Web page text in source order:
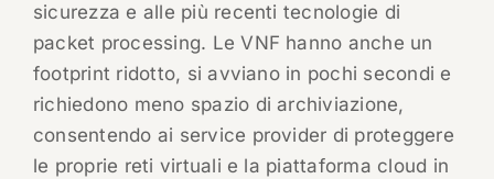
sicurezza e alle più recenti tecnologie di
packet processing. Le VNF hanno anche un
footprint ridotto, si avviano in pochi secondi e
richiedono meno spazio di archiviazione,
consentendo ai service provider di proteggere
le proprie reti virtuali e la piattaforma cloud in